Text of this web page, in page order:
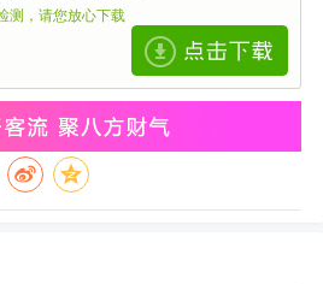
测，请您放心下载